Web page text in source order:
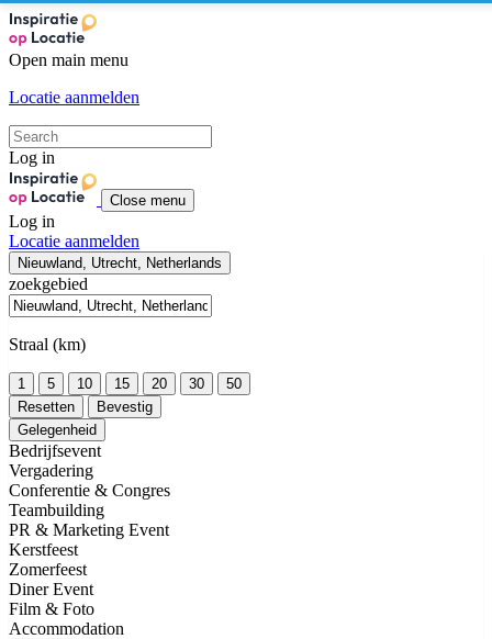
Open main menu
Locatie aanmelden
Log in
Close menu
Log in
Locatie aanmelden
Nieuwland, Utrecht, Netherlands
zoekgebied
Straal (km)
1 5 10 15 20 30
50
Resetten
Bevestig
Gelegenheid
Bedrijfsevent
Vergadering
Conferentie & Congres
Teambuilding
PR & Marketing Event
Kerstfeest
Zomerfeest
Diner Event
Film & Foto
Accommodation